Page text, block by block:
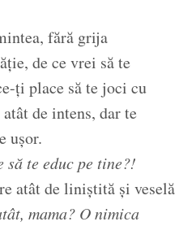
fără grija
de ce vrei să te
ți place să te joci cu
de intens, dar te
ușor.
te educ pe tine?!
atât de liniștită și veselă
mama? O nimica